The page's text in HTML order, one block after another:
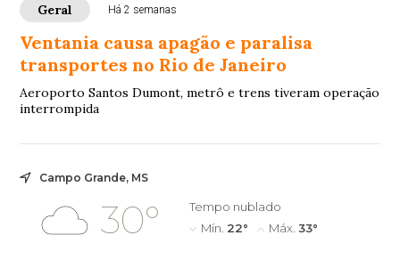
Geral Há 2 semanas
Ventania causa apagão e paralisa
transportes no Rio de Janeiro
Aeroporto Santos Dumont, metrô e trens tiveram operação
interrompida
Campo Grande, MS
30°
Tempo nublado
Mín. 22° Máx. 33°